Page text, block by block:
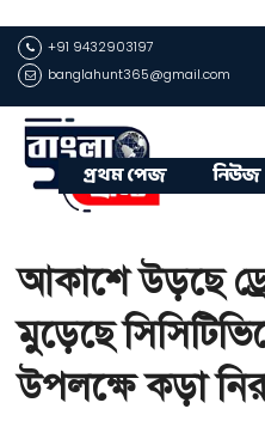
+91 9432903197
banglahunt365@gmail.com
প্রথম পেজ নিউজ
আকাশে উড়ছে
মুড়েছে
উপলক্ষে কড়া